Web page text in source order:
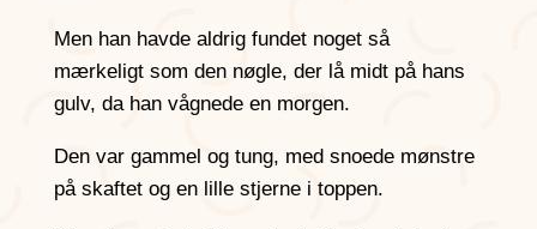
Men han havde aldrig fundet noget så
mærkeligt som den nøgle, der lå midt på hans
gulv, da han vågnede en morgen.
Den var gammel og tung, med snoede mønstre
på skaftet og en lille stjerne i toppen.